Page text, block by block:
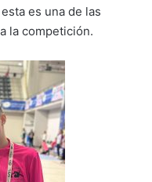
es una de las
la competición.